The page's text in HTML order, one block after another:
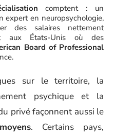
comptent : un
expert en neuropsychologie,
des salaires nettement
aux États-Unis où des
Board of Professional
sur le territoire, la
psychique et la
privé façonnent aussi le
. Certains pays,